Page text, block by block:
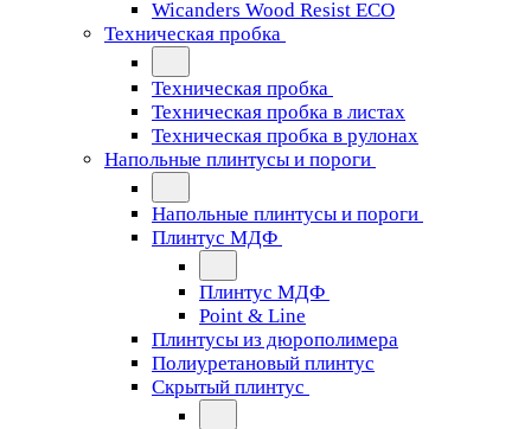
Wicanders Wood Resist ECO
Техническая пробка
Техническая пробка
Техническая пробка в листах
Техническая пробка в рулонах
Напольные плинтусы и пороги
Напольные плинтусы и пороги
Плинтус МДФ
Плинтус МДФ
Point & Line
Плинтусы из дюрополимера
Полиуретановый плинтус
Скрытый плинтус